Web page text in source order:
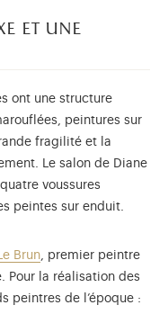
et une
ont une structure
peintures sur
fragilité et la
Le salon de Diane
voussures
peintes sur enduit.
Brun, premier peintre
Pour la réalisation des
peintres de l’époque :